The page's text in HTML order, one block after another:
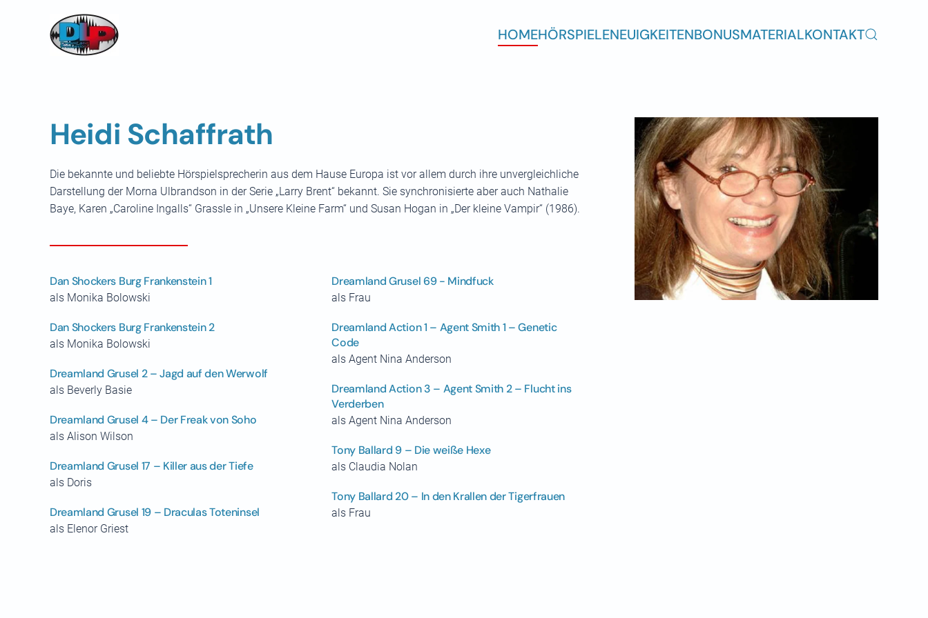
Skip to main content HOMEHÖRSPIELENEUIGKEITENBONUSMATERIALKONTAKT
Heidi Schaffrath
Die bekannte und beliebte Hörspielsprecherin aus dem Hause Europa ist vor allem durch ihre unvergleichliche
Darstellung der Morna Ulbrandson in der Serie „Larry Brent“ bekannt. Sie synchronisierte aber auch Nathalie
Baye, Karen „Caroline Ingalls“ Grassle in „Unsere Kleine Farm“ und Susan Hogan in „Der kleine Vampir“ (1986).
Dan Shockers Burg Frankenstein 1
als Monika Bolowski
Dan Shockers Burg Frankenstein 2
als Monika Bolowski
Dreamland Grusel 2 – Jagd auf den Werwolf
als Beverly Basie
Dreamland Grusel 4 – Der Freak von Soho
als Alison Wilson
Dreamland Grusel 17 – Killer aus der Tiefe
als Doris
Dreamland Grusel 19 – Draculas Toteninsel
als Elenor Griest
Dreamland Grusel 69 - Mindfuck
als Frau
Dreamland Action 1 – Agent Smith 1 – Genetic
Code
als Agent Nina Anderson
Dreamland Action 3 – Agent Smith 2 – Flucht ins
Verderben
als Agent Nina Anderson
Tony Ballard 9 – Die weiße Hexe
als Claudia Nolan
Tony Ballard 20 – In den Krallen der Tigerfrauen
als Frau